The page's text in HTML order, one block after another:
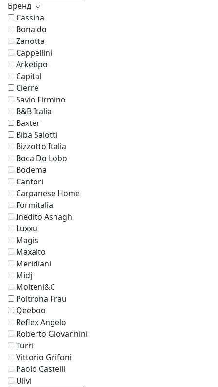
Бренд
Cassina
Bonaldo
Zanotta
Cappellini
Arketipo
Capital
Cierre
Savio Firmino
B&B Italia
Baxter
Biba Salotti
Bizzotto Italia
Boca Do Lobo
Bodema
Cantori
Carpanese Home
Formitalia
Inedito Asnaghi
Luxxu
Magis
Maxalto
Meridiani
Midj
Molteni&C
Poltrona Frau
Qeeboo
Reflex Angelo
Roberto Giovannini
Turri
Vittorio Grifoni
Paolo Castelli
Ulivi